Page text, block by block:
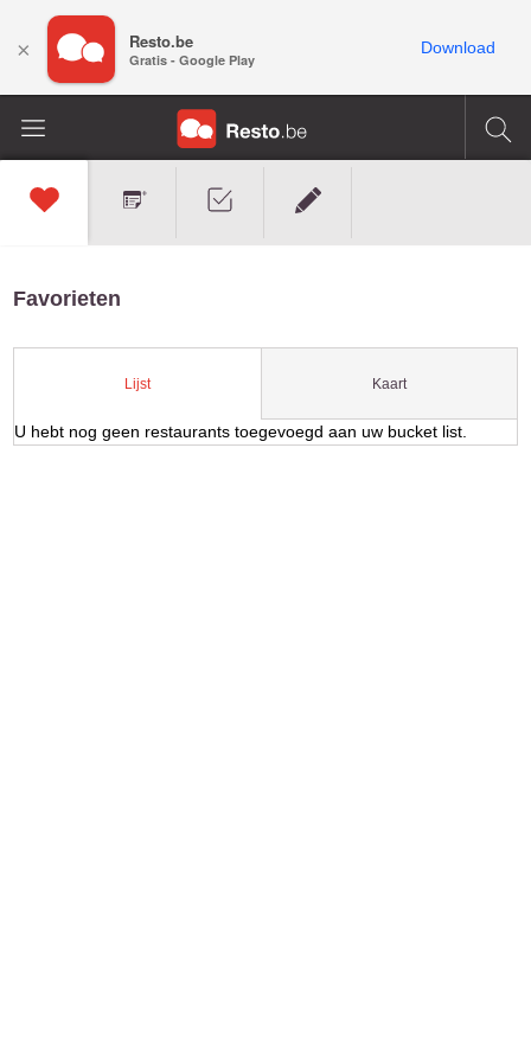
Favorieten
Lijst Kaart
U hebt nog geen restaurants toegevoegd aan uw bucket list.
× Resto.be
Gratis - Google Play
Download